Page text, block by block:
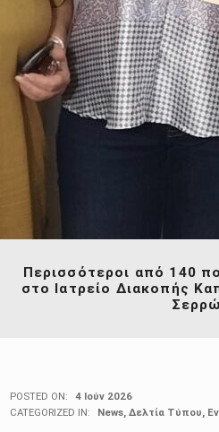
Περισσότεροι από 140
στο Ιατρείο Διακοπής
POSTED ON:
4 Ιούν 2026
CATEGORIZED IN:
News, Δελτία Τύπου